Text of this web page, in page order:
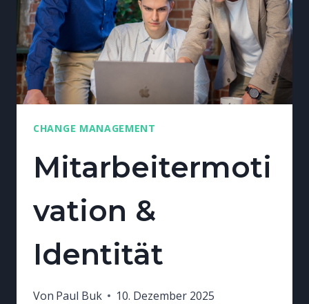
CHANGE MANAGEMENT
Mitarbeitermoti
vation &
Identität
Von Paul Buk 10. Dezember 2025